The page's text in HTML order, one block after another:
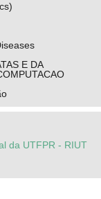
E DA
da UTFPR - RIUT